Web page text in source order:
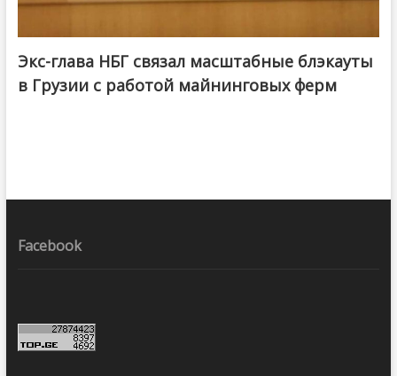
Экс-глава НБГ связал масштабные блэкауты
в Грузии с работой майнинговых ферм
Facebook